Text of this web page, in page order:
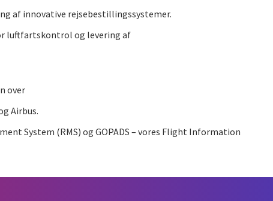
af innovative rejsebestillingssystemer.
luftfartskontrol og levering af
over
Airbus.
System (RMS) og GOPADS – vores Flight Information